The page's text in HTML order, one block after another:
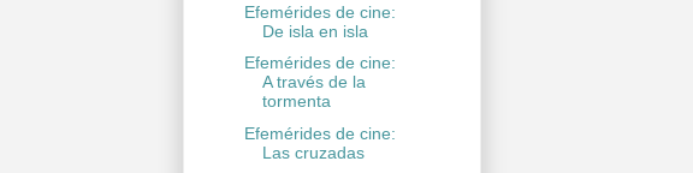
Efemérides de cine:
De isla en isla
Efemérides de cine:
A través de la
tormenta
Efemérides de cine:
Las cruzadas